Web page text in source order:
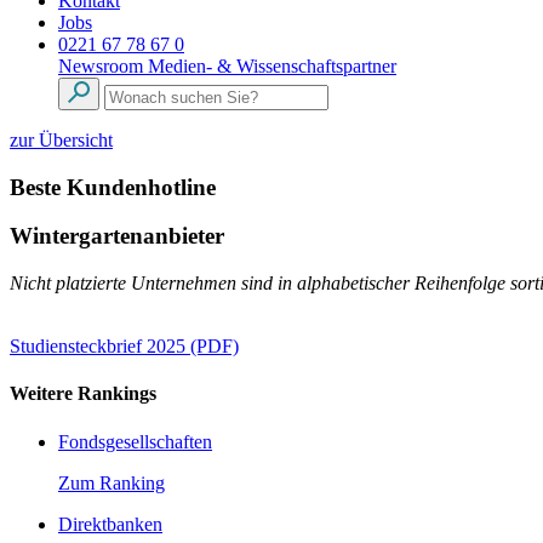
Jobs
0221 67 78 67 0
Newsroom Medien- & Wissenschaftspartner
zur Übersicht
Beste Kundenhotline
Wintergartenanbieter
Nicht platzierte Unternehmen sind in alphabetischer Reihenfolge
Studiensteckbrief 2025 (PDF)
Weitere Rankings
Fondsgesellschaften
Zum Ranking
Direktbanken